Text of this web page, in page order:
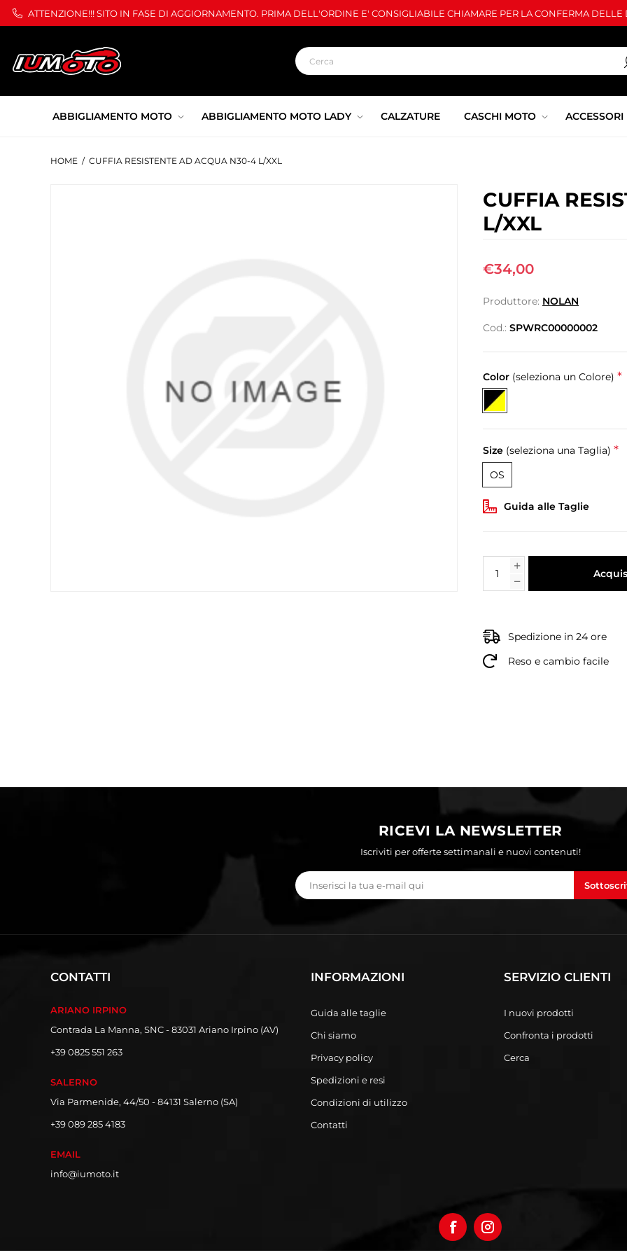
ATTENZIONE!!! SITO IN FASE DI AGGIORNAMENTO. PRIMA DELL'ORDINE E' CONSIGLIABILE CHIAMARE PER LA CONFERMA
ABBIGLIAMENTO MOTO ABBIGLIAMENTO MOTO LADY CALZATURE CASCHI MOTO
HOME / CUFFIA RESISTENTE AD ACQUA N30-4 L/XXL
CUFFIA
L/XXL
€34,00
Produttore: NOLAN
Cod.: SPWRC00000002
Color (seleziona un Colore) *
Size (seleziona una Taglia) *
OS
Guida alle Taglie
Spedizione in 24 ore
Reso e cambio facile
RICEVI LA NEWSLETTER
Iscriviti per offerte settimanali e nuovi contenuti!
CONTATTI
ARIANO IRPINO
Contrada La Manna, SNC - 83031 Ariano Irpino (AV)
+39 0825 551 263
SALERNO
Via Parmenide, 44/50 - 84131 Salerno (SA)
+39 089 285 4183
EMAIL
info@iumoto.it
INFORMAZIONI
Guida alle taglie
Chi siamo
Privacy policy
Spedizioni e resi
Condizioni di utilizzo
Contatti
SERVIZIO CLIENTI
I nuovi prodotti
Confronta i prodotti
Cerca